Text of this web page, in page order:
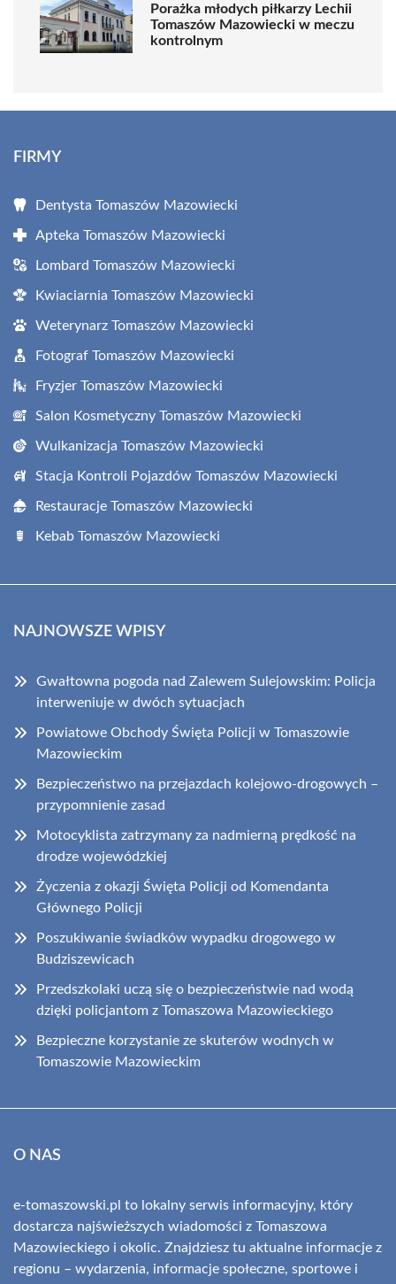
Porażka młodych piłkarzy Lechii
Tomaszów Mazowiecki w meczu
kontrolnym
FIRMY
Dentysta Tomaszów Mazowiecki
Apteka Tomaszów Mazowiecki
Lombard Tomaszów Mazowiecki
Kwiaciarnia Tomaszów Mazowiecki
Weterynarz Tomaszów Mazowiecki
Fotograf Tomaszów Mazowiecki
Fryzjer Tomaszów Mazowiecki
Salon Kosmetyczny Tomaszów Mazowiecki
Wulkanizacja Tomaszów Mazowiecki
Stacja Kontroli Pojazdów Tomaszów Mazowiecki
Restauracje Tomaszów Mazowiecki
Kebab Tomaszów Mazowiecki
NAJNOWSZE WPISY
Gwałtowna pogoda nad Zalewem Sulejowskim: Policja
interweniuje w dwóch sytuacjach
Powiatowe Obchody Święta Policji w Tomaszowie
Mazowieckim
Bezpieczeństwo na przejazdach kolejowo-drogowych –
przypomnienie zasad
Motocyklista zatrzymany za nadmierną prędkość na
drodze wojewódzkiej
Życzenia z okazji Święta Policji od Komendanta
Głównego Policji
Poszukiwanie świadków wypadku drogowego w
Budziszewicach
Przedszkolaki uczą się o bezpieczeństwie nad wodą
dzięki policjantom z Tomaszowa Mazowieckiego
Bezpieczne korzystanie ze skuterów wodnych w
Tomaszowie Mazowieckim
O NAS
e-tomaszowski.pl to lokalny serwis informacyjny, który
dostarcza najświeższych wiadomości z Tomaszowa
Mazowieckiego i okolic. Znajdziesz tu aktualne informacje z
regionu – wydarzenia, informacje społeczne, sportowe i